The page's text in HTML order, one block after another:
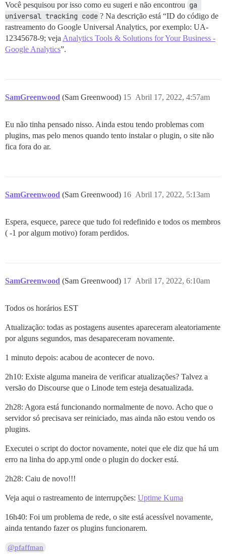
Você pesquisou por isso como eu sugeri e não encontrou ga
universal tracking code ? Na descrição está “ID do código de
rastreamento do Google Universal Analytics, por exemplo: UA-
12345678-9; veja Analytics Tools & Solutions for Your Business -
Google Analytics”.
SamGreenwood (Sam Greenwood) Abril 17, 2022, 4:57am
15
Eu não tinha pensado nisso. Ainda estou tendo problemas com
plugins, mas pelo menos quando tento instalar o plugin, o site não
fica fora do ar.
SamGreenwood (Sam Greenwood) Abril 17, 2022, 5:13am
16
Espera, esquece, parece que tudo foi redefinido e todos os membros
( -1 por algum motivo) foram perdidos.
SamGreenwood (Sam Greenwood) Abril 17, 2022, 6:10am
17
Todos os horários EST
Atualização: todas as postagens ausentes apareceram aleatoriamente
por alguns segundos, mas desapareceram novamente.
1 minuto depois: acabou de acontecer de novo.
2h10: Existe alguma maneira de verificar atualizações? Talvez a
versão do Discourse que o Linode tem esteja desatualizada.
2h28: Agora está funcionando normalmente de novo. Acho que o
servidor só precisava ser reiniciado, mas ainda não estou vendo os
plugins.
Executei o script do doctor novamente, notei que ele diz que há um
erro na linha do app.yml onde o plugin do docker está.
2h28: Caiu de novo!!!
Veja aqui o rastreamento de interrupções: Uptime Kuma
16h40: Foi um problema de rede, o site está acessível novamente,
ainda tentando fazer os plugins funcionarem.
@pfaffman